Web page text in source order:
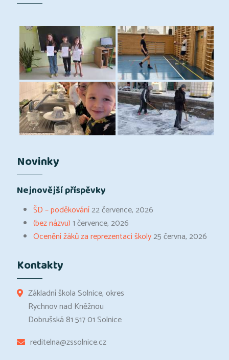
Novinky
Nejnovější příspěvky
ŠD – poděkování22 července, 2026
(bez názvu)1 července, 2026
Ocenění žáků za reprezentaci školy25 června, 2026
Kontakty
Základní škola Solnice, okres
Rychnov nad Kněžnou
Dobrušská 81 517 01 Solnice
reditelna@zssolnice.cz